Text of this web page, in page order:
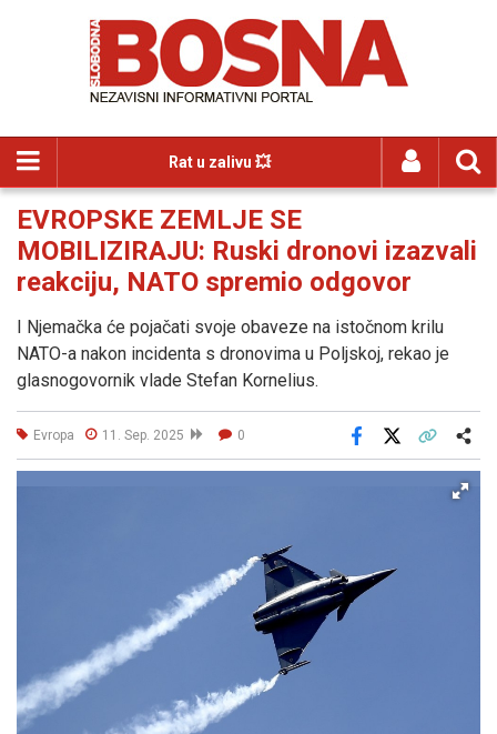
Rat u zalivu 💥
EVROPSKE ZEMLJE SE
MOBILIZIRAJU: Ruski dronovi izazvali
reakciju, NATO spremio odgovor
I Njemačka će pojačati svoje obaveze na istočnom krilu
NATO-a nakon incidenta s dronovima u Poljskoj, rekao je
glasnogovornik vlade Stefan Kornelius.
Evropa 11. Sep. 2025 0
Facebook